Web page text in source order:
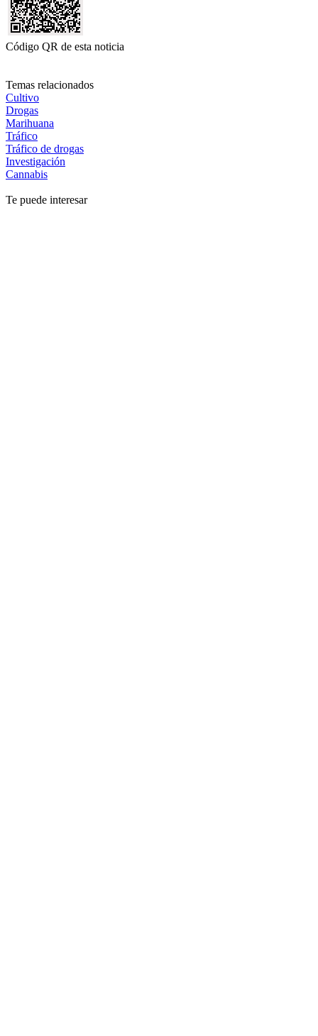
Código QR de esta noticia
Temas relacionados
Cultivo
Drogas
Marihuana
Tráfico
Tráfico de drogas
Investigación
Cannabis
Te puede interesar